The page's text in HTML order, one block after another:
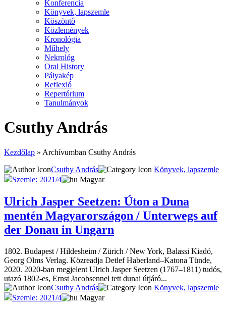
Konferencia
Könyvek, lapszemle
Köszöntő
Közlemények
Kronológia
Műhely
Nekrológ
Oral History
Pályakép
Reflexió
Repertórium
Tanulmányok
Csuthy András
Kezdőlap » Archívumban Csuthy András
Csuthy András
Könyvek, lapszemle
Szemle: 2021/4
Magyar
Ulrich Jasper Seetzen: Úton a Duna
mentén Magyarországon / Unterwegs auf
der Donau in Ungarn
1802. Budapest / Hildesheim / Zürich / New York, Balassi Kiadó,
Georg Olms Verlag. Közreadja Detlef Haberland–Katona Tünde,
2020. 2020-ban megjelent Ulrich Jasper Seetzen (1767–1811) tudós,
utazó 1802-es, Ernst Jacobsennel tett dunai útjáró...
Csuthy András
Könyvek, lapszemle
Szemle: 2021/4
Magyar